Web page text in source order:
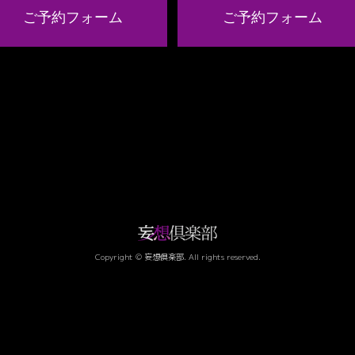
ご予約フォーム ご予約フォーム
Copyright © 妄想倶楽部. All rights reserved.